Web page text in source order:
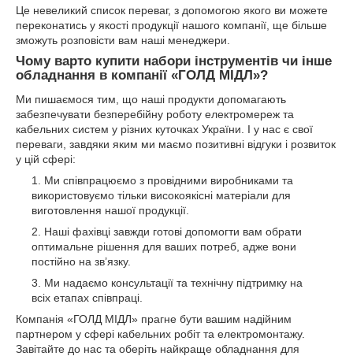
Це невеликий список переваг, з допомогою якого ви можете
переконатись у якості продукції нашого компанії, ще більше
зможуть розповісти вам наші менеджери.
Чому варто купити набори інструментів чи інше
обладнання в компанії «ГОЛД МІДЛ»?
Ми пишаємося тим, що наші продукти допомагають
забезпечувати безперебійну роботу електромереж та
кабельних систем у різних куточках України. І у нас є свої
переваги, завдяки яким ми маємо позитивні відгуки і розвиток
у цій сфері:
Ми співпрацюємо з провідними виробниками та
використовуємо тільки високоякісні матеріали для
виготовлення нашої продукції.
Наші фахівці завжди готові допомогти вам обрати
оптимальне рішення для ваших потреб, адже вони
постійно на зв’язку.
Ми надаємо консультації та технічну підтримку на
всіх етапах співпраці.
Компанія «ГОЛД МІДЛ» прагне бути вашим надійним
партнером у сфері кабельних робіт та електромонтажу.
Завітайте до нас та оберіть найкраще обладнання для